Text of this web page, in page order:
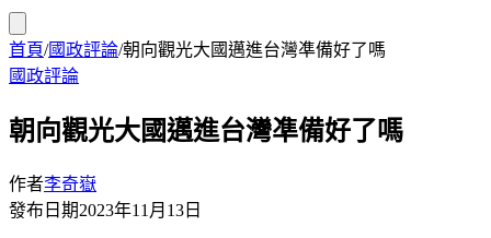
首頁/國政評論/朝向觀光大國邁進台灣凖備好了嗎
國政評論
朝向觀光大國邁進台灣凖備好了嗎
作者李奇嶽
發布日期2023年11月13日